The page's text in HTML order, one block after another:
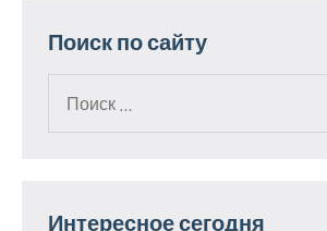
Поиск по сайту
Интересное сегодня